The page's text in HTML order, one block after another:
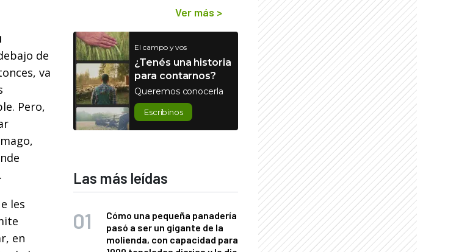
de
va
Pero,
les
en
Ver más >
El campo y vos
¿Tenés una historia
para contarnos?
Queremos conocerla
Escribinos
Las más leídas
Cómo una pequeña panadería
pasó a ser un gigante de la
molienda, con capacidad para